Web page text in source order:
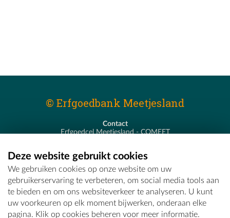
© Erfgoedbank Meetjesland
Contact
Erfgoedcel Meetjesland - COMEET
T - 09 373 75 96
E -erfgoedcel@comeet.be
Deze website gebruikt cookies
We gebruiken cookies op onze website om uw
gebruikerservaring te verbeteren, om social media tools aan
te bieden en om ons websiteverkeer te analyseren. U kunt
uw voorkeuren op elk moment bijwerken, onderaan elke
pagina. Klik op cookies beheren voor meer informatie.